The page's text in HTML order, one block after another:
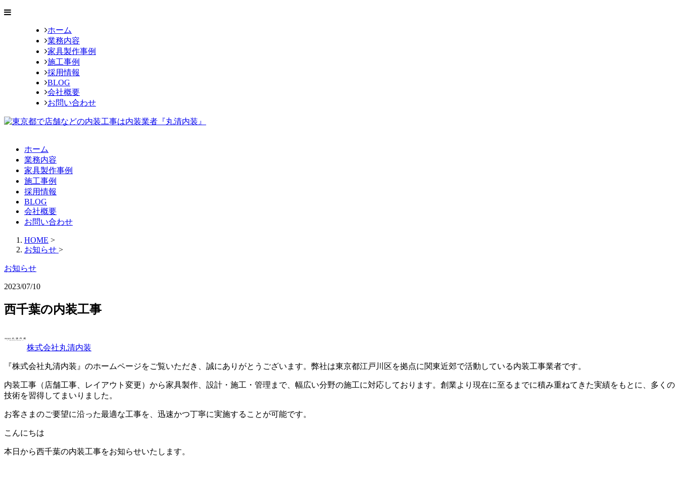
ホーム
業務内容
家具製作事例
施工事例
採用情報
BLOG
会社概要
お問い合わせ
ホーム
業務内容
家具製作事例
施工事例
採用情報
BLOG
会社概要
お問い合わせ
HOME >
お知らせ >
お知らせ
2023/07/10
西千葉の内装工事
株式会社丸清内装
『株式会社丸清内装』のホームページをご覧いただき、誠にありがとうございます。弊社は東京都江戸川区を拠点に関東近郊で活動している内装工事業者です。
内装工事（店舗工事、レイアウト変更）から家具製作、設計・施工・管理まで、幅広い分野の施工に対応しております。創業より現在に至るまでに積み重ねてきた実績をもとに、多くの
技術を習得してまいりました。
お客さまのご要望に沿った最適な工事を、迅速かつ丁寧に実施することが可能です。
こんにちは
本日から西千葉の内装工事をお知らせいたします。